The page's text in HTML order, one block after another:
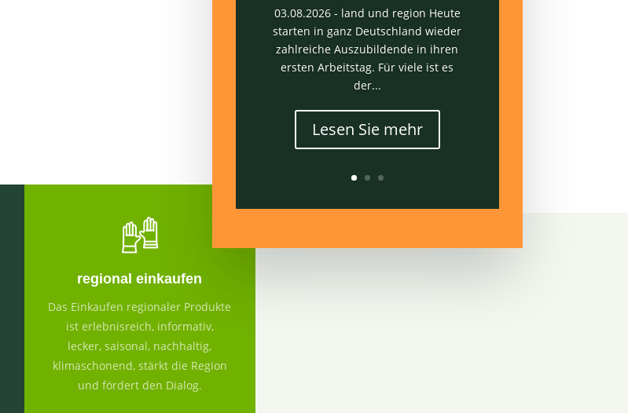
03.08.2026 - land und region Heute
starten in ganz Deutschland wieder
zahlreiche Auszubildende in ihren
ersten Arbeitstag. Für viele ist es
der...
Lesen Sie mehr
regional einkaufen
Das Einkaufen regionaler Produkte
ist erlebnisreich, informativ,
lecker, saisonal, nachhaltig,
klimaschonend, stärkt die Region
und fördert den Dialog.